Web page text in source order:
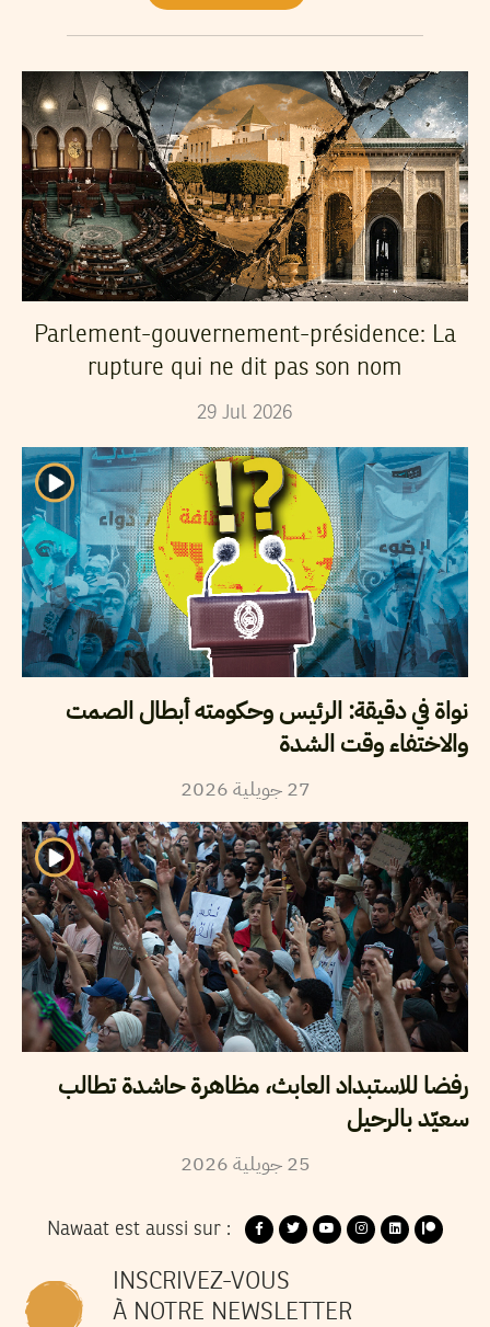
Parlement-gouvernement-présidence: La
rupture qui ne dit pas son nom
29 Jul 2026
نواة في دقيقة: الرئيس وحكومته أبطال الصمت
والاختفاء وقت الشدة
27 جويلية2026
رفضا للاستبداد العابث، مظاهرة حاشدة تطالب
سعيّد بالرحيل
25 جويلية2026
Nawaat est aussi sur :
INSCRIVEZ-VOUS
À NOTRE NEWSLETTER